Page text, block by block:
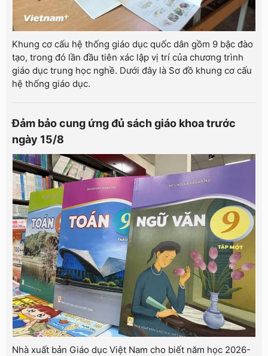
Khung cơ cấu hệ thống giáo dục quốc dân gồm 9 bậc đào
tạo, trong đó lần đầu tiên xác lập vị trí của chương trình
giáo dục trung học nghề. Dưới đây là Sơ đồ khung cơ cấu
hệ thống giáo dục.
Đảm bảo cung ứng đủ sách giáo khoa trước
ngày 15/8
Nhà xuất bản Giáo dục Việt Nam cho biết năm học 2026-